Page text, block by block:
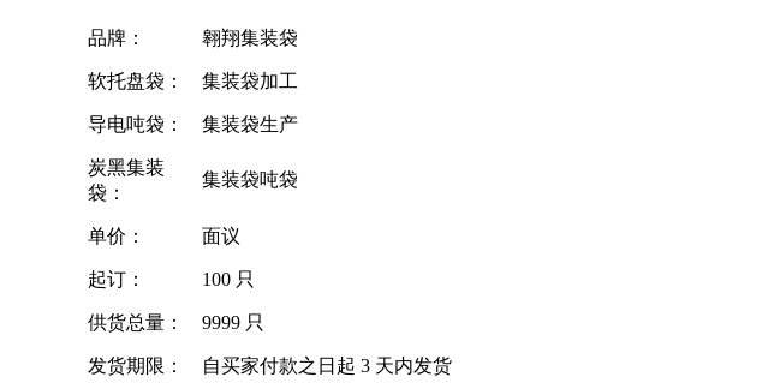
品牌： 翱翔集装袋
软托盘袋： 集装袋加工
导电吨袋： 集装袋生产
炭黑集装
袋：
集装袋吨袋
单价： 面议
起订： 100 只
供货总量： 9999 只
发货期限： 自买家付款之日起 3 天内发货